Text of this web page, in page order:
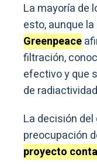
La mayoría de
esto, aunque
Greenpeace
filtración,
efectivo y que
de
La decisión
preocupación
proyecto